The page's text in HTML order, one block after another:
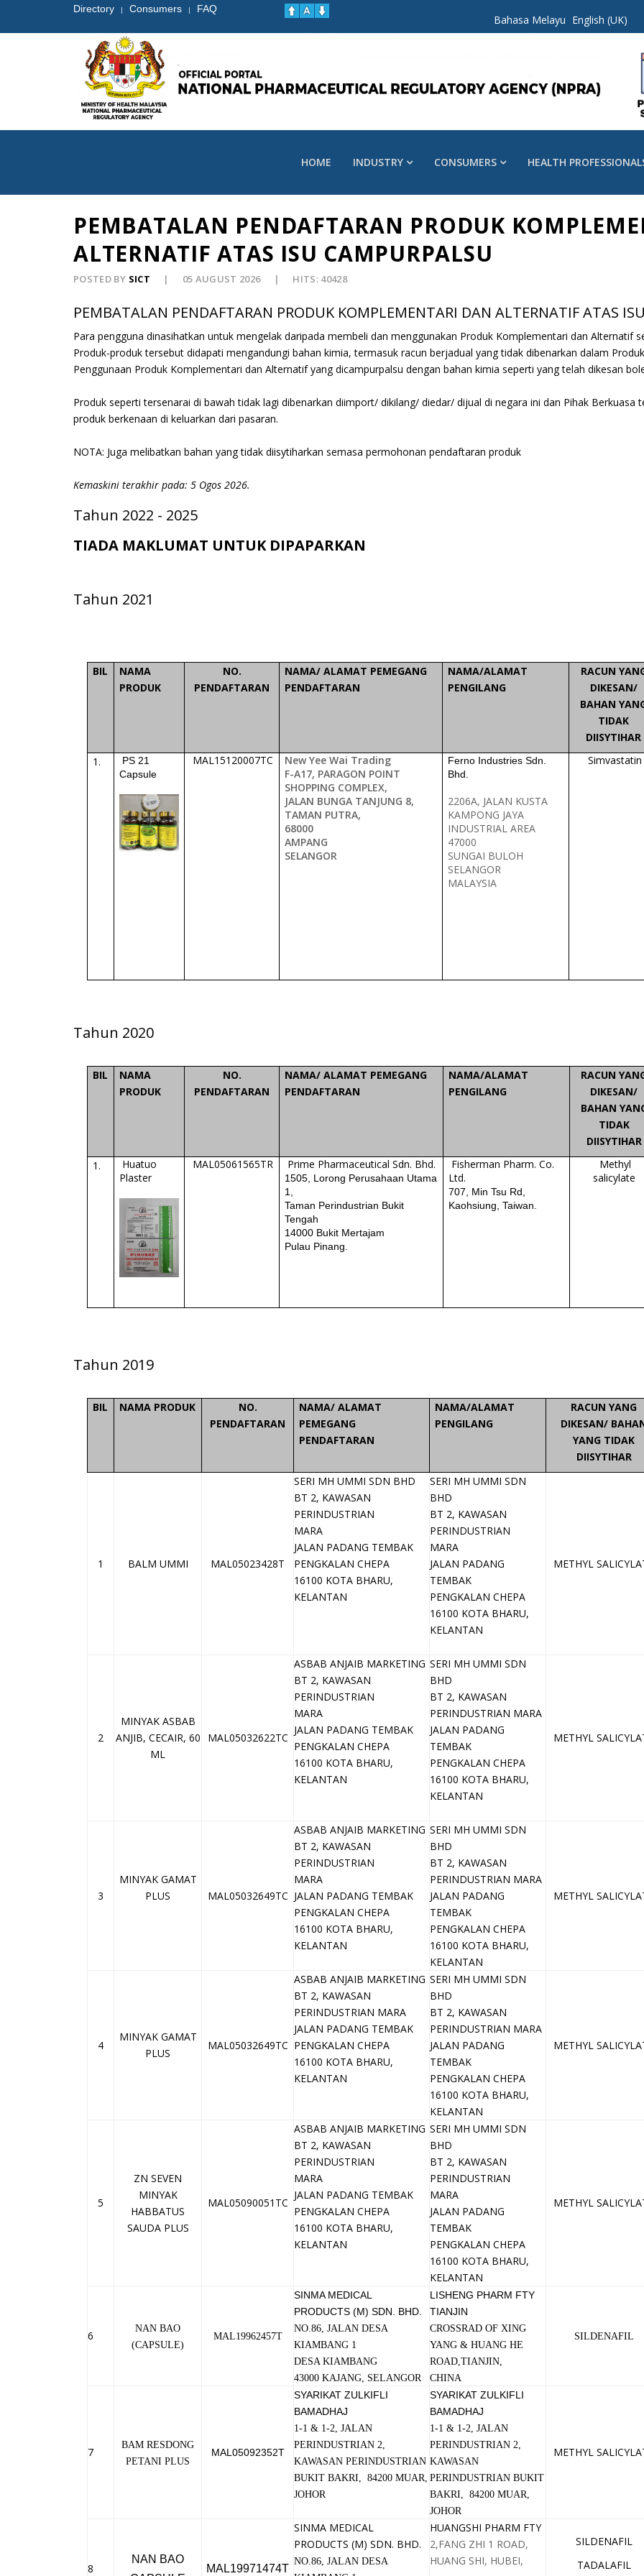
Directory | Consumers | FAQ
Bahasa Melayu English (UK)
HOME INDUSTRY CONSUMERS HEALTH
PEMBATALAN PENDAFTARAN PRODUK
ALTERNATIF ATAS ISU CAMPURPALSU
POSTED BY SICT 05 AUGUST 2026 HITS: 40428
PEMBATALAN PENDAFTARAN PRODUK KOMPLEMENTARI DAN ALTERNATIF ATAS
Para pengguna dinasihatkan untuk mengelak daripada membeli dan menggunakan Produk Komplementari dan Alternatif
Produk-produk tersebut didapati mengandungi bahan kimia, termasuk racun berjadual yang tidak dibenarkan dalam
Penggunaan Produk Komplementari dan Alternatif yang dicampurpalsu dengan bahan kimia seperti yang telah dikesan
Produk seperti tersenarai di bawah tidak lagi dibenarkan diimport/ dikilang/ diedar/ dijual di negara ini dan Pihak Berkuasa
produk berkenaan di keluarkan dari pasaran.
NOTA: Juga melibatkan bahan yang tidak diisytiharkan semasa permohonan pendaftaran produk
Kemaskini terakhir pada: 5 Ogos 2026.
Tahun 2022 - 2025
TIADA MAKLUMAT UNTUK DIPAPARKAN
Tahun 2021
BIL
NAMA
PRODUK
NO.
PENDAFTARAN
NAMA/ ALAMAT PEMEGANG
PENDAFTARAN
NAMA/ALAMAT
PENGILANG
RACUN
DIKESAN/
BAHAN
TIDAK
DIISYTIHAR
1.
PS 21
Capsule
MAL15120007TC
New Yee Wai Trading
F-A17, PARAGON POINT
SHOPPING COMPLEX,
JALAN BUNGA TANJUNG 8,
TAMAN PUTRA,
68000
AMPANG
SELANGOR
Ferno Industries Sdn.
Bhd.
2206A, JALAN KUSTA
KAMPONG JAYA
INDUSTRIAL AREA
47000
SUNGAI BULOH
SELANGOR
MALAYSIA
Simvastatin
Tahun 2020
BIL
NAMA
PRODUK
NO.
PENDAFTARAN
NAMA/ ALAMAT PEMEGANG
PENDAFTARAN
NAMA/ALAMAT
PENGILANG
RACUN
DIKESAN/
BAHAN
TIDAK
DIISYTIHAR
1.
Huatuo
Plaster
MAL05061565TR Prime Pharmaceutical Sdn. Bhd.
1505, Lorong Perusahaan Utama
1,
Taman Perindustrian Bukit
Tengah
14000 Bukit Mertajam
Pulau Pinang.
Fisherman Pharm. Co.
Ltd.
707, Min Tsu Rd,
Kaohsiung, Taiwan.
Methyl
salicylate
Tahun 2019
BIL NAMA PRODUK
NO.
PENDAFTARAN
NAMA/ ALAMAT
PEMEGANG
PENDAFTARAN
NAMA/ALAMAT
PENGILANG
RACUN YANG
DIKESAN/
YANG TIDAK
DIISYTIHAR
1 BALM UMMI MAL05023428T
SERI MH UMMI SDN BHD
BT 2, KAWASAN
PERINDUSTRIAN
MARA
JALAN PADANG TEMBAK
PENGKALAN CHEPA
16100 KOTA BHARU,
KELANTAN
SERI MH UMMI SDN
BHD
BT 2, KAWASAN
PERINDUSTRIAN
MARA
JALAN PADANG
TEMBAK
PENGKALAN CHEPA
16100 KOTA BHARU,
KELANTAN
METHYL
2
MINYAK ASBAB
ANJIB, CECAIR, 60
ML
MAL05032622TC
ASBAB ANJAIB MARKETING
BT 2, KAWASAN
PERINDUSTRIAN
MARA
JALAN PADANG TEMBAK
PENGKALAN CHEPA
16100 KOTA BHARU,
KELANTAN
SERI MH UMMI SDN
BHD
BT 2, KAWASAN
PERINDUSTRIAN MARA
JALAN PADANG
TEMBAK
PENGKALAN CHEPA
16100 KOTA BHARU,
KELANTAN
METHYL
3
MINYAK GAMAT
PLUS
MAL05032649TC
ASBAB ANJAIB MARKETING
BT 2, KAWASAN
PERINDUSTRIAN
MARA
JALAN PADANG TEMBAK
PENGKALAN CHEPA
16100 KOTA BHARU,
KELANTAN
SERI MH UMMI SDN
BHD
BT 2, KAWASAN
PERINDUSTRIAN MARA
JALAN PADANG
TEMBAK
PENGKALAN CHEPA
16100 KOTA BHARU,
KELANTAN
METHYL
4
MINYAK GAMAT
PLUS
MAL05032649TC
ASBAB ANJAIB MARKETING
BT 2, KAWASAN
PERINDUSTRIAN MARA
JALAN PADANG TEMBAK
PENGKALAN CHEPA
16100 KOTA BHARU,
KELANTAN
SERI MH UMMI SDN
BHD
BT 2, KAWASAN
PERINDUSTRIAN MARA
JALAN PADANG
TEMBAK
PENGKALAN CHEPA
16100 KOTA BHARU,
KELANTAN
METHYL
5
ZN SEVEN
MINYAK
HABBATUS
SAUDA PLUS
MAL05090051TC
ASBAB ANJAIB MARKETING
BT 2, KAWASAN
PERINDUSTRIAN
MARA
JALAN PADANG TEMBAK
PENGKALAN CHEPA
16100 KOTA BHARU,
KELANTAN
SERI MH UMMI SDN
BHD
BT 2, KAWASAN
PERINDUSTRIAN
MARA
JALAN PADANG
TEMBAK
PENGKALAN CHEPA
16100 KOTA BHARU,
KELANTAN
METHYL
6
NAN BAO
(CAPSULE)
MAL19962457T
SINMA MEDICAL
PRODUCTS (M) SDN. BHD.
NO.86, JALAN DESA
KIAMBANG 1
DESA KIAMBANG
43000 KAJANG, SELANGOR
LISHENG PHARM FTY
TIANJIN
CROSSRAD OF XING
YANG & HUANG HE
ROAD,TIANJIN,
CHINA
SILDENAFIL
7
BAM RESDONG
PETANI PLUS
MAL05092352T
SYARIKAT ZULKIFLI
BAMADHAJ
1-1 & 1-2, JALAN
PERINDUSTRIAN 2,
KAWASAN PERINDUSTRIAN
BUKIT BAKRI, 84200 MUAR,
JOHOR
SYARIKAT ZULKIFLI
BAMADHAJ
1-1 & 1-2, JALAN
PERINDUSTRIAN 2,
KAWASAN
PERINDUSTRIAN BUKIT
BAKRI, 84200 MUAR,
JOHOR
METHYL
8
NAN BAO
MAL19971474T
SINMA MEDICAL
PRODUCTS (M) SDN. BHD.
NO.86, JALAN DESA
HUANGSHI PHARM FTY
2,FANG ZHI 1 ROAD,
HUANG SHI, HUBEI,
SILDENAFIL
TADALAFIL